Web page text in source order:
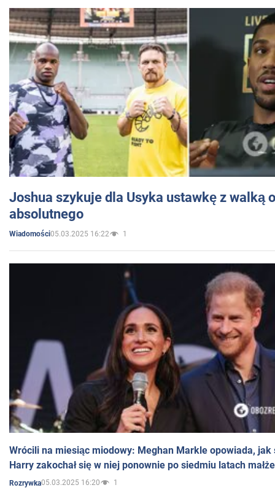
Joshua szykuje dla Usyka ustawkę z walką
absolutnego
Wiadomości05.03.2025 16:22 1
Wrócili na miesiąc miodowy: Meghan Markle opowiada, jak
Harry zakochał się w niej ponownie po siedmiu latach
Rozrywka05.03.2025 16:20 1